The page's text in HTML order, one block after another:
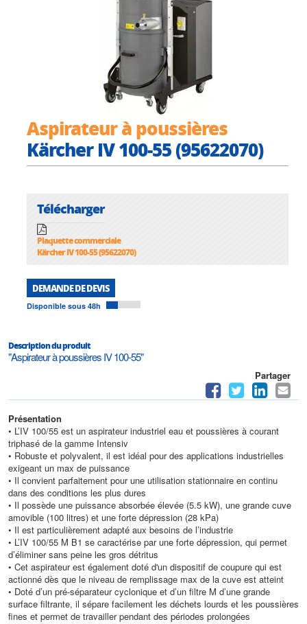
Aspirateur à poussières
Kärcher IV 100-55 (95622070)
Télécharger
Plaquette commerciale
Kärcher IV 100-55 (95622070)
DEMANDE DE DEVIS
Disponible sous 48h
Description du produit
"Aspirateur à poussières IV 100-55"
Partager
Présentation
• L’IV 100/55 est un aspirateur industriel eau et poussières à courant
triphasé de la gamme Intensiv
• Robuste et polyvalent, il est idéal pour des applications industrielles
exigeant un max de puissance
• Il convient parfaitement pour une utilisation stationnaire en continu
dans des conditions les plus dures
• Il possède une puissance absorbée élevée (5.5 kW), une grande cuve
amovible (100 litres) et une forte dépression (28 kPa)
• Il est particulièrement adapté aux besoins de l’industrie
• L’IV 100/55 M B1 se caractérise par une forte dépression, qui permet
d’éliminer sans peine les gros détritus
• Cet aspirateur est également doté d'un dispositif de coupure qui est
actionné dès que le niveau de remplissage max de la cuve est atteint
• Doté d’un pré-séparateur cyclonique et d’un filtre M d’une grande
surface filtrante, il sépare facilement les déchets lourds et les poussières
fines et permet de travailler pendant des périodes prolongées